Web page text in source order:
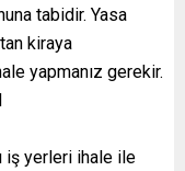
tabidir. Yasa
kiraya
yapmanız gerekir.
iş yerleri ihale ile